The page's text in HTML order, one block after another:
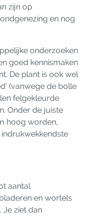
zijn op
en nog
onderzoeken
goed kennismaken
De plant is ook wel
(vanwege de bolle
felgekleurde
Onder de juiste
hoog worden,
aantal
en wortels
Je ziet dan